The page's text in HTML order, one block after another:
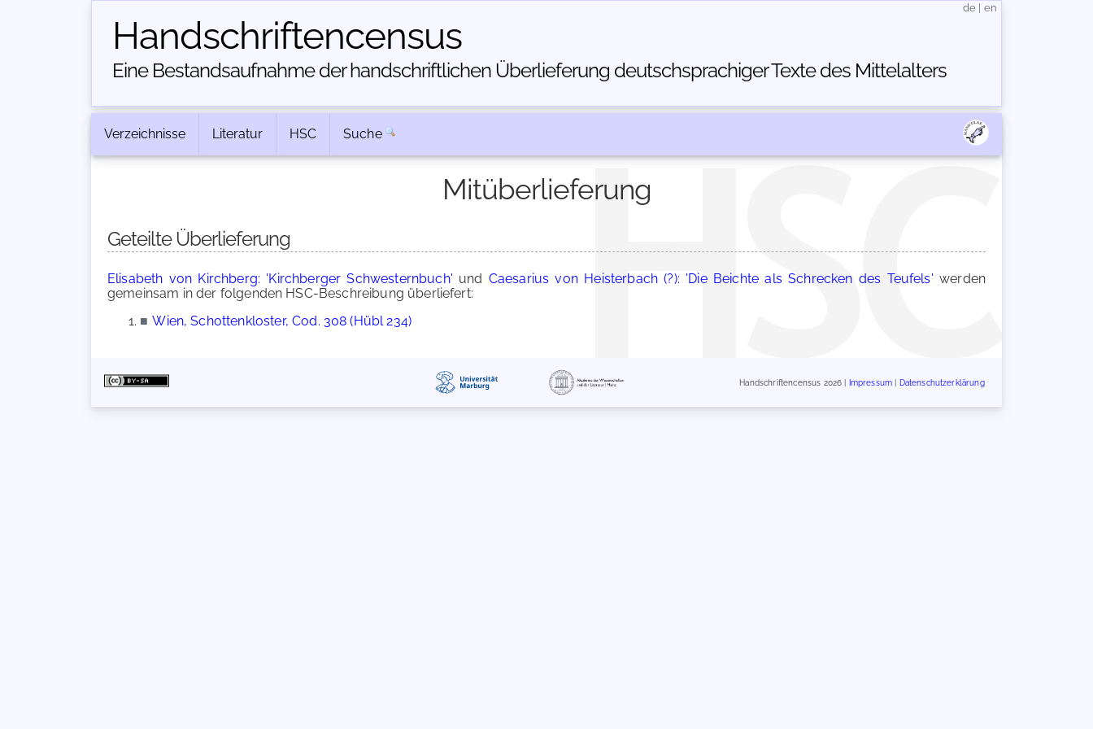
Handschriften­census
Eine Bestandsaufnahme der handschriftlichen Über­lieferung deutschsprachiger Texte des Mittelalters
de en
Verzeichnisse Literatur HSC Suche
Mitüberlieferung
Geteilte Überlieferung
Elisabeth von Kirchberg: 'Kirchberger Schwesternbuch' und Caesarius von Heisterbach (?): 'Die Beichte als Schrecken des Teufels' werden
gemeinsam in der folgenden HSC-Beschreibung überliefert:
■ Wien, Schottenkloster, Cod. 308 (Hübl 234)
Handschriftencensus 2026 | Impressum Datenschutzerklärung